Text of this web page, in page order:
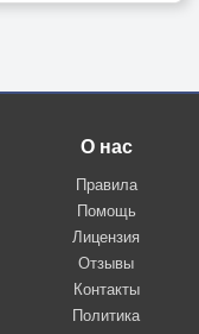
О нас
Правила
Помощь
Лицензия
Отзывы
Контакты
Политика